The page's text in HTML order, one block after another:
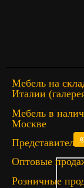
Мебель на
Италии
Мебель в
Москве
Оптовые
Розничные